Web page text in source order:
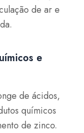
de ar e
e
de ácidos,
químicos
de zinco.